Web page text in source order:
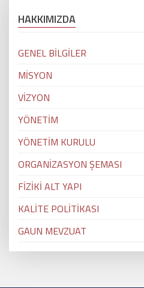
HAKKIMIZDA
GENEL BİLGİLER
MİSYON
VİZYON
YÖNETİM
YÖNETİM KURULU
ORGANİZASYON ŞEMASI
FİZİKİ ALT YAPI
KALİTE POLİTİKASI
GAUN MEVZUAT